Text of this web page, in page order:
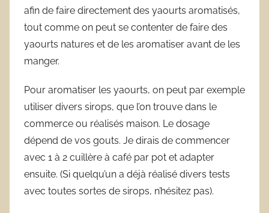
afin de faire directement des yaourts aromatisés,
tout comme on peut se contenter de faire des
yaourts natures et de les aromatiser avant de les
manger.
Pour aromatiser les yaourts, on peut par exemple
utiliser divers sirops, que l’on trouve dans le
commerce ou réalisés maison. Le dosage
dépend de vos gouts. Je dirais de commencer
avec 1 à 2 cuillère à café par pot et adapter
ensuite. (Si quelqu’un a déjà réalisé divers tests
avec toutes sortes de sirops, n’hésitez pas).